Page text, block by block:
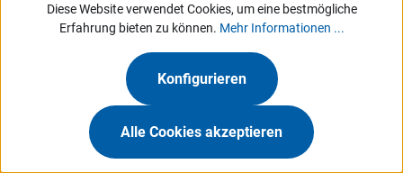
Artikel auswählen
K&N Tauschluftfilter
KA-6007, Luftfiltereinsatz
Art.-Nr.: 05695945
Org.-Nr.: KA-6007
Diese Website verwendet Cookies, um eine bestmögliche
Erfahrung bieten zu können. Mehr Informationen ...
Konfigurieren
Alle Cookies akzeptieren